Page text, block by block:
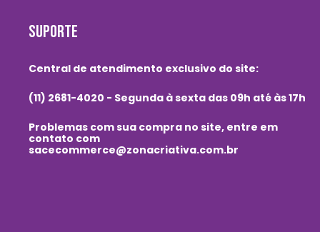
SUPORTE
Central de atendimento exclusivo do site:
(11) 2681-4020 - Segunda à sexta das 09h até às 17h
Problemas com sua compra no site, entre em
contato com
sacecommerce@zonacriativa.com.br